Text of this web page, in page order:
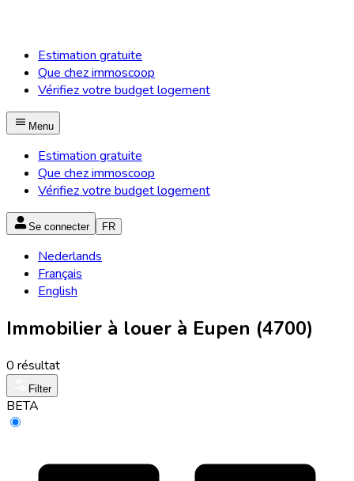
Estimation gratuite
Que chez immoscoop
Vérifiez votre budget logement
Menu
Estimation gratuite
Que chez immoscoop
Vérifiez votre budget logement
Se connecter FR
Nederlands
Français
English
Immobilier à louer à Eupen (4700)
0 résultat
Filter
BETA